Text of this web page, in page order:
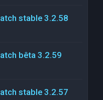
stable 3.2.58
bêta 3.2.59
stable 3.2.57